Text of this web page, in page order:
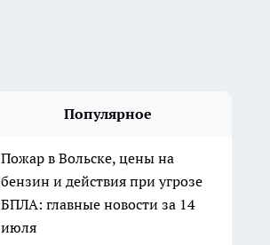
Популярное
Пожар в Вольске, цены на
бензин и действия при угрозе
БПЛА: главные новости за 14
июля